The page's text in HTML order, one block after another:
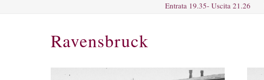
Entrata 19.35- Uscita 21.26
Ravensbruck